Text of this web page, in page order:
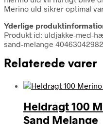
Merino uld sikrer optimal
Yderlige
Produkt id: uldjakke-med-
sand-melange
Relaterede varer
Heldragt 100
Sand Melange